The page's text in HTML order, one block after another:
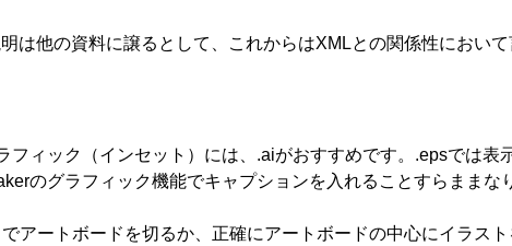
は他の資料に譲るとして、これからはXMLとの関係性におい
フィック（インセット）には、.aiがおすすめです。.epsでは表
のグラフィック機能でキャプションを入れることすらままな
アートボードを切るか、正確にアートボードの中心にイラス